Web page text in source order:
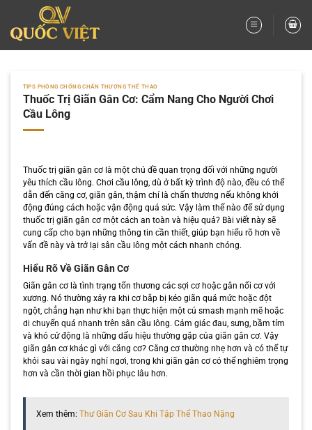
nội
dung
TIPS PHÒNG CHỐNG CHẤN THƯƠNG THỂ THAO
Thuốc Trị Giãn Gân Cơ: Cẩm Nang Cho Người Chơi
Cầu Lông
Thuốc trị giãn gân cơ là một chủ đề quan trọng đối với những người
yêu thích cầu lông. Chơi cầu lông, dù ở bất kỳ trình độ nào, đều có thể
dẫn đến căng cơ, giãn gân, thậm chí là chấn thương nếu không khởi
động đúng cách hoặc vận động quá sức. Vậy làm thế nào để sử dụng
thuốc trị giãn gân cơ một cách an toàn và hiệu quả? Bài viết này sẽ
cung cấp cho bạn những thông tin cần thiết, giúp bạn hiểu rõ hơn về
vấn đề này và trở lại sân cầu lông một cách nhanh chóng.
Hiểu Rõ Về Giãn Gân Cơ
Giãn gân cơ là tình trạng tổn thương các sợi cơ hoặc gân nối cơ với
xương. Nó thường xảy ra khi cơ bắp bị kéo giãn quá mức hoặc đột
ngột, chẳng hạn như khi bạn thực hiện một cú smash mạnh mẽ hoặc
di chuyển quá nhanh trên sân cầu lông. Cảm giác đau, sưng, bầm tím
và khó cử động là những dấu hiệu thường gặp của giãn gân cơ. Vậy
giãn gân cơ khác gì với căng cơ? Căng cơ thường nhẹ hơn và có thể tự
khỏi sau vài ngày nghỉ ngơi, trong khi giãn gân cơ có thể nghiêm trọng
hơn và cần thời gian hồi phục lâu hơn.
Xem thêm: Thư Giãn Cơ Sau Khi Tập Thể Thao Nặng